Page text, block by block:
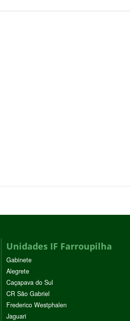
Unidades IF Farroupilha
Gabinete
Alegrete
Caçapava do Sul
CR São Gabriel
Frederico Westphalen
Jaguari